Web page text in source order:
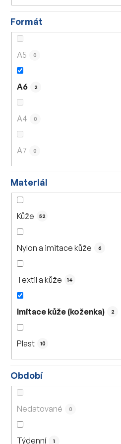
Formát
A5 0
A6 2
A4 0
A7 0
Materiál
Kůže 52
Nylon a imitace kůže 6
Textil a kůže 14
Imitace kůže (koženka) 2
Plast 10
Období
Nedatované 0
Týdenní 1